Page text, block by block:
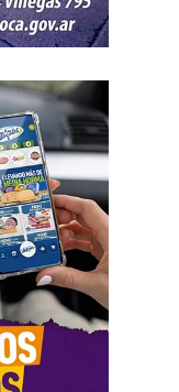
para evitar
en
ubicadas en
Julio y
el drenaje del
en barrio
camión bomba y
que una
el terreno lo
y